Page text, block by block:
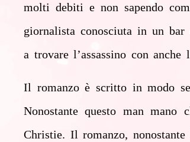
molti debiti e non sapendo
giornalista conosciuta in un
a trovare l’assassino con
Il romanzo è scritto in modo
Nonostante questo man
Christie. Il romanzo,